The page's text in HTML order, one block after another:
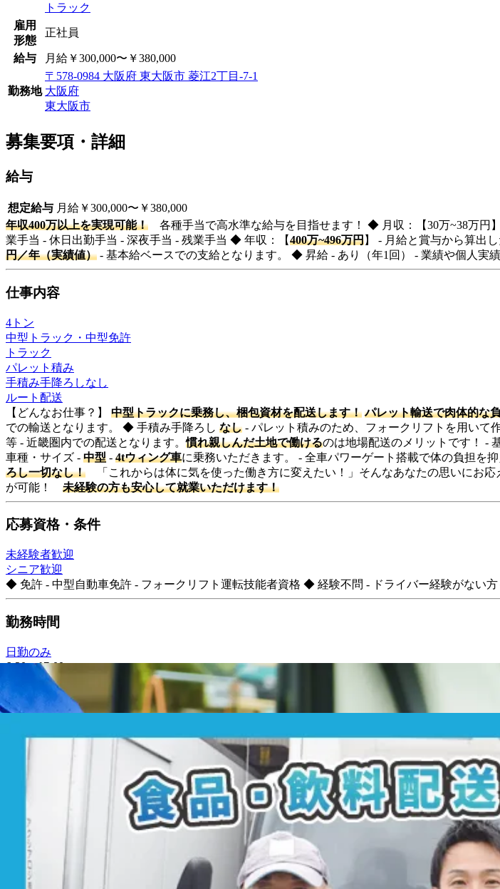
トラック
雇用
形態
正社員
給与 月給￥300,000〜￥380,000
勤務地
〒578-0984 大阪府 東大阪市 菱江2丁目-7-1
大阪府
東大阪市
募集要項・詳細
給与
想定給与 月給￥300,000〜￥380,000
年収400万以上を実現可能！ 各種手当で高水準な給与を目指せます！ ◆ 月収：【30万~38万円
業手当 - 休日出勤手当 - 深夜手当 - 残業手当 ◆ 年収：【400万~496万円】 - 月給と賞与から算出
円／年（実績値） - 基本給ベースでの支給となります。 ◆ 昇給 - あり（年1回） - 業績や個人実
仕事内容
4トン
中型トラック・中型免許
トラック
パレット積み
手積み手降ろしなし
ルート配送
【どんなお仕事？】 中型トラックに乗務し、梱包資材を配送します！ パレット輸送で肉体的な
での輸送となります。 ◆ 手積み手降ろし なし - パレット積みのため、フォークリフトを用いて
等 - 近畿圏内での配送となります。慣れ親しんだ土地で働けるのは地場配送のメリットです！ -
車種・サイズ - 中型 - 4tウィング車に乗務いただきます。 - 全車パワーゲート搭載で体の負担を
ろし一切なし！ 「これからは体に気を使った働き方に変えたい！」そんなあなたの思いにお
が可能！ 未経験の方も安心して就業いただけます！
応募資格・条件
未経験者歓迎
シニア歓迎
◆ 免許 - 中型自動車免許 - フォークリフト運転技能者資格 ◆ 経験不問 - ドライバー経験がない
勤務時間
日勤のみ
6:30~17:00
日勤のみ月平均時間外労働時間：60時間 = = = - 実働9時間半となります。 - 残業は1日に2時間
ただけます。
◆ 06:30：出勤 - 点呼・アルコールチェックを行います。 - 準備ができたら出庫です！ ◆
08:00：配送 - 午前に5件・午後に5件等、2便での配送を行っております。 - 合間に60分の休憩
の業務は終了です。 - お疲れ様でした！
入社後の流れ・研修制度
◆ 研修 - 充実の研修制度がございます！ - 本社にて1週間程度で新人研修がございます。 - 座
だけます！ ◆ 入社後のサポート - フォローアップ研修制度もご用意しており、
独り立ち後のバ